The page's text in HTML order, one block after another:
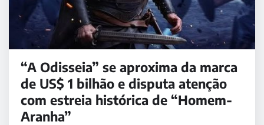
“A Odisseia” se aproxima da marca
de US$ 1 bilhão e disputa atenção
com estreia histórica de “Homem-
Aranha”